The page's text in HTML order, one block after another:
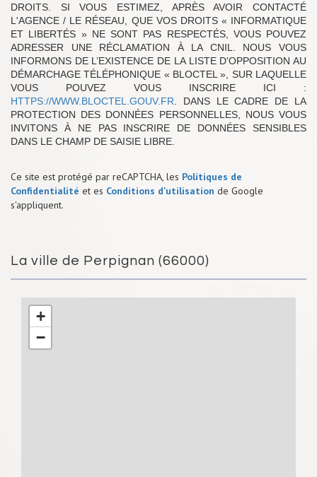
DROITS. SI VOUS ESTIMEZ, APRÈS AVOIR CONTACTÉ
L'AGENCE / LE RÉSEAU, QUE VOS DROITS « INFORMATIQUE
ET LIBERTÉS » NE SONT PAS RESPECTÉS, VOUS POUVEZ
ADRESSER UNE RÉCLAMATION À LA CNIL. NOUS VOUS
INFORMONS DE L’EXISTENCE DE LA LISTE D'OPPOSITION AU
DÉMARCHAGE TÉLÉPHONIQUE « BLOCTEL », SUR LAQUELLE
VOUS POUVEZ VOUS INSCRIRE ICI :
HTTPS://WWW.BLOCTEL.GOUV.FR . DANS LE CADRE DE LA
PROTECTION DES DONNÉES PERSONNELLES, NOUS VOUS
INVITONS À NE PAS INSCRIRE DE DONNÉES SENSIBLES
DANS LE CHAMP DE SAISIE LIBRE.
Ce site est protégé par reCAPTCHA, les Politiques de
Confidentialité et es Conditions d'utilisation de Google
s'appliquent.
La ville de Perpignan (66000)
+
−